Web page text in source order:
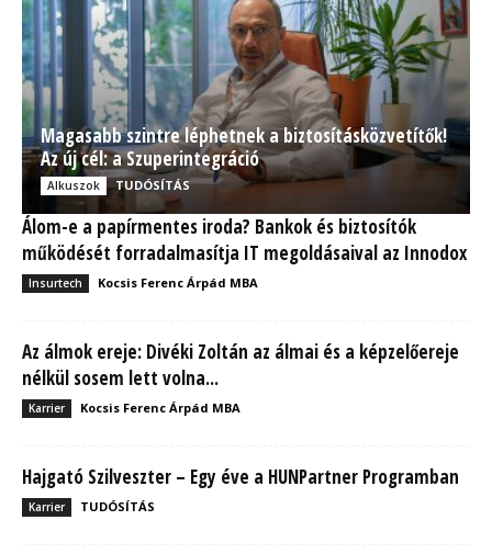
Magasabb szintre léphetnek a biztosításközvetítők!
Az új cél: a Szuperintegráció
Alkuszok TUDÓSÍTÁS
Álom-e a papírmentes iroda? Bankok és biztosítók
működését forradalmasítja IT megoldásaival az Innodox
Insurtech Kocsis Ferenc Árpád MBA
Az álmok ereje: Divéki Zoltán az álmai és a képzelőereje
nélkül sosem lett volna...
Karrier Kocsis Ferenc Árpád MBA
Hajgató Szilveszter – Egy éve a HUNPartner Programban
Karrier TUDÓSÍTÁS